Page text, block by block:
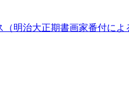
（明治大正期書画家番付によ